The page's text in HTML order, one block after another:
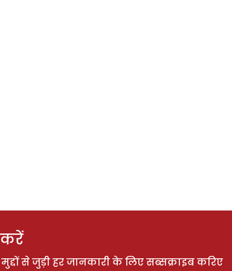
करें
से जुड़ी हर जानकारी के लिए सब्सक्राइब करिए